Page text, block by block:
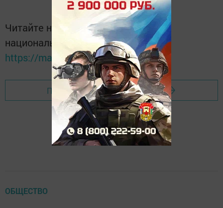
Читайте новости Татарстана в
национальном мессенджере MАХ:
https://max.ru/tatmedia
Перейти на страницу новости
ОБЩЕСТВО